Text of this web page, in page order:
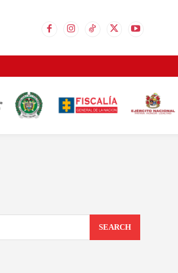
SEARCH